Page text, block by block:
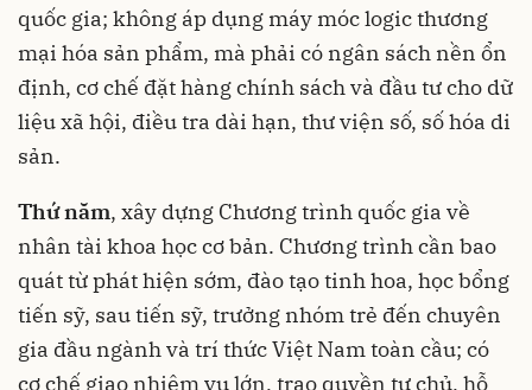
quốc gia; không áp dụng máy móc logic thương
mại hóa sản phẩm, mà phải có ngân sách nền ổn
định, cơ chế đặt hàng chính sách và đầu tư cho dữ
liệu xã hội, điều tra dài hạn, thư viện số, số hóa di
sản.
Thứ năm, xây dựng Chương trình quốc gia về
nhân tài khoa học cơ bản. Chương trình cần bao
quát từ phát hiện sớm, đào tạo tinh hoa, học bổng
tiến sỹ, sau tiến sỹ, trưởng nhóm trẻ đến chuyên
gia đầu ngành và trí thức Việt Nam toàn cầu; có
cơ chế giao nhiệm vụ lớn, trao quyền tự chủ, hỗ